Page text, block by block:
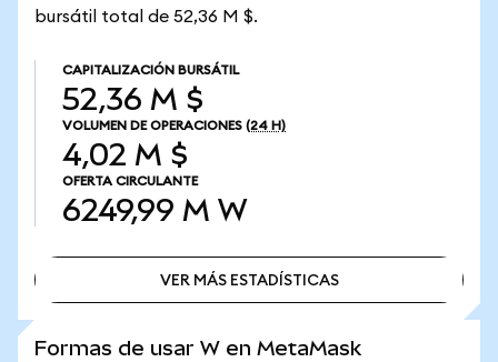
bursátil total de 52,36 M $.
CAPITALIZACIÓN BURSÁTIL
52,36 M $
VOLUMEN DE OPERACIONES (24 H)
4,02 M $
OFERTA CIRCULANTE
6249,99 M W
VER MÁS ESTADÍSTICAS
Formas de usar W en MetaMask